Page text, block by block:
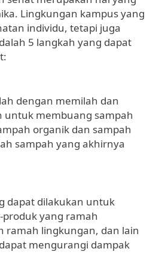
Lingkungan kampus yang
individu, tetapi juga
5 langkah yang dapat
dengan memilah dan
untuk membuang sampah
organik dan sampah
sampah yang akhirnya
dapat dilakukan untuk
yang ramah
ramah lingkungan, dan lain
mengurangi dampak